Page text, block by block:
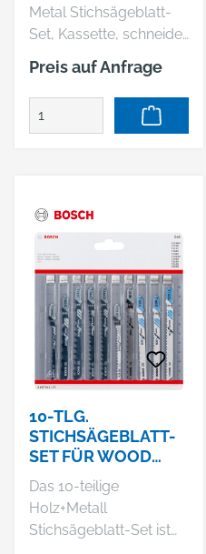
Metal Stichsägeblatt-
Set, Kassette, schneidet
sind für solide Schnitte
in Metallblech sowie
Metallrohre und -profile
Preis auf Anfrage
10-TLG.
STICHSÄGEBLATT-
SET FÜR WOOD
AND METAL, T-
SCHAFT
Das 10-teilige
Holz+Metall
Stichsägeblatt-Set ist